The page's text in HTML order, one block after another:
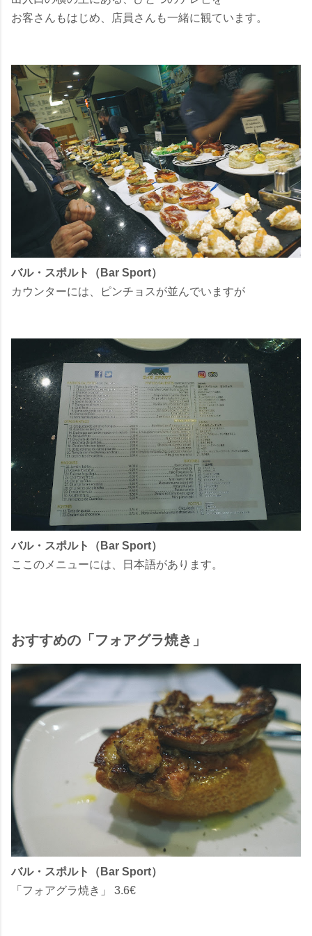
お客さんもはじめ、店員さんも一緒に観ています。
バル・スポルト（Bar Sport）
カウンターには、ピンチョスが並んでいますが
バル・スポルト（Bar Sport）
ここのメニューには、日本語があります。
おすすめの「フォアグラ焼き」
バル・スポルト（Bar Sport）
「フォアグラ焼き」 3.6€